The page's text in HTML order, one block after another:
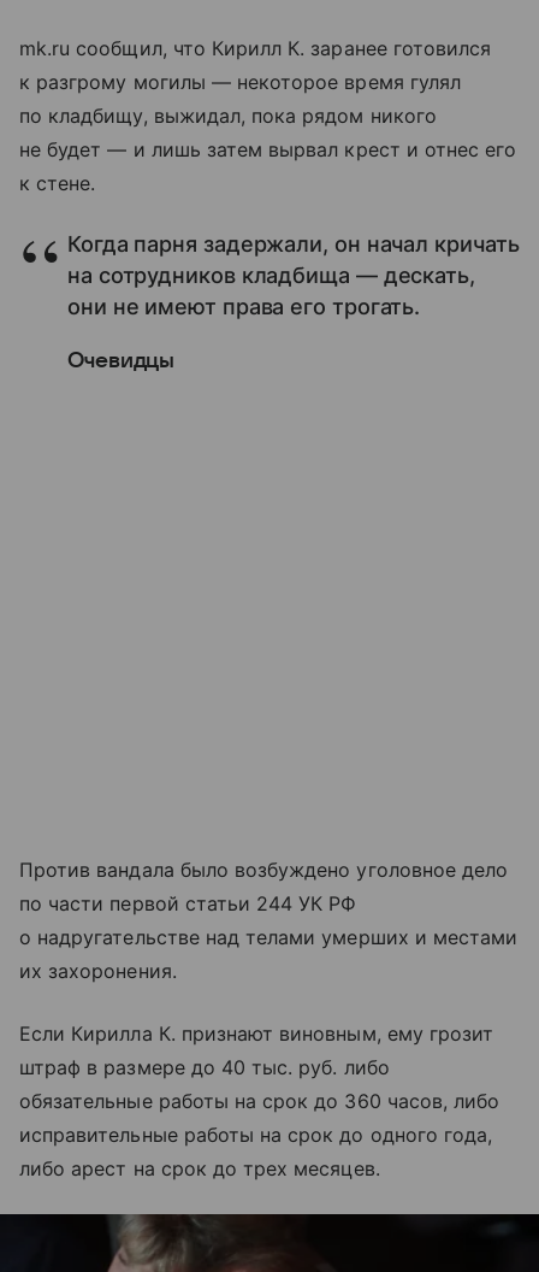
mk.ru сообщил, что Кирилл К. заранее готовился
к разгрому могилы — некоторое время гулял
по кладбищу, выжидал, пока рядом никого
не будет — и лишь затем вырвал крест и отнес его
к стене.
Когда парня задержали, он начал кричать
на сотрудников кладбища — дескать,
они не имеют права его трогать.
Очевидцы
Против вандала было возбуждено уголовное дело
по части первой статьи 244 УК РФ
о надругательстве над телами умерших и местами
их захоронения.
Если Кирилла К. признают виновным, ему грозит
штраф в размере до 40 тыс. руб. либо
обязательные работы на срок до 360 часов, либо
исправительные работы на срок до одного года,
либо арест на срок до трех месяцев.